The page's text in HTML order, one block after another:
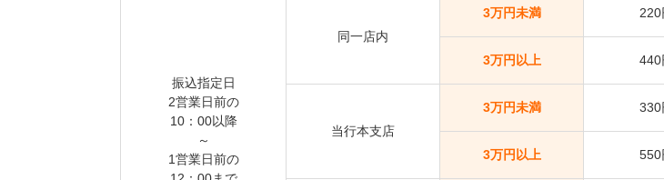
振込指定日
2営業日前の
10：00以降
～
1営業日前の
同一店内
3万円未満 220
3万円以上 440
当行本支店
3万円未満 330
3万円以上 550